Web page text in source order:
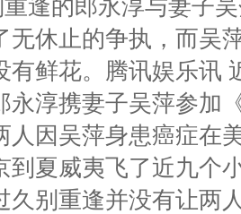
的郎永淳与妻子吴
无休止的争执，而吴
有鲜花。腾讯娱乐讯
永淳携妻子吴萍参加
人因吴萍身患癌症在
到夏威夷飞了近九个
久别重逢并没有让两